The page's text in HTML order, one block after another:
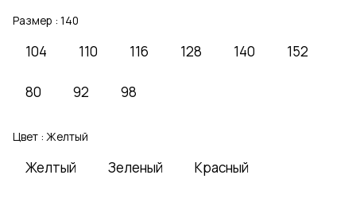
Размер : 140
104 110 116 128 140 152
80 92 98
Цвет : Желтый
Желтый Зеленый Красный